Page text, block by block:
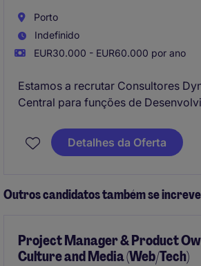
Porto
Indefinido
EUR30.000 - EUR60.000 por ano
Estamos a recrutar Consultores
Central para funções de
Consultora especialista em
Inovação, reconhecida no
Detalhes da Oferta
Outros candidatos também se
Project Manager & Product
Culture and Media (Web/Tech)